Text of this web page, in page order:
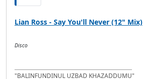
Lian Ross - Say You'll Never (12" Mix)
Disco
"BALINFUNDINUL UZBAD KHAZADDUMU"